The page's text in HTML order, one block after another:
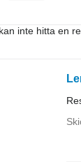
inte hitta en